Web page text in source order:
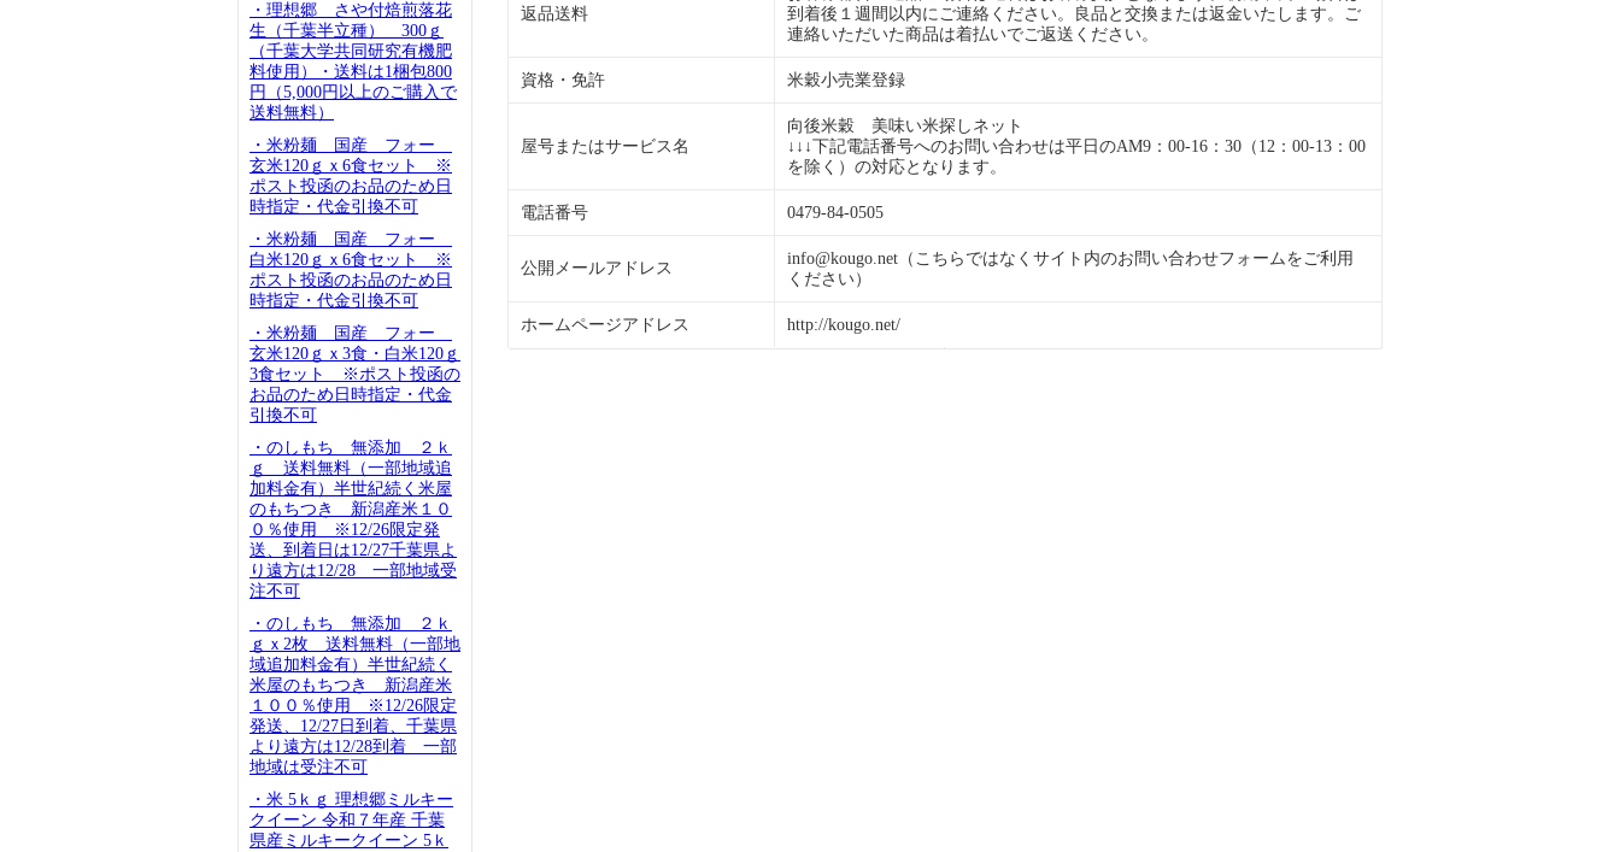
・理想郷 さや付焙煎落花
生（千葉半立種） 300ｇ
（千葉大学共同研究有機肥
料使用）・送料は1梱包800
円（5,000円以上のご購入で
送料無料）
・米粉麺 国産 フォー
玄米120ｇｘ6食セット ※
ポスト投函のお品のため日
時指定・代金引換不可
・米粉麺 国産 フォー
白米120ｇｘ6食セット ※
ポスト投函のお品のため日
時指定・代金引換不可
・米粉麺 国産 フォー
玄米120ｇｘ3食・白米120ｇ
3食セット ※ポスト投函の
お品のため日時指定・代金
引換不可
・のしもち 無添加 ２ｋ
ｇ 送料無料（一部地域追
加料金有）半世紀続く米屋
のもちつき 新潟産米１０
０％使用 ※12/26限定発
送、到着日は12/27千葉県よ
り遠方は12/28 一部地域受
注不可
・のしもち 無添加 ２ｋ
ｇｘ2枚 送料無料（一部地
域追加料金有）半世紀続く
米屋のもちつき 新潟産米
１００％使用 ※12/26限定
発送、12/27日到着、千葉県
より遠方は12/28到着 一部
地域は受注不可
・米 5ｋｇ 理想郷ミルキー
クイーン 令和７年産 千葉
県産ミルキークイーン 5ｋ
返品送料
到着後１週間以内にご連絡ください。良品と交換または返金いたします。ご
連絡いただいた商品は着払いでご返送ください。
資格・免許 米穀小売業登録
屋号またはサービス名
向後米穀 美味い米探しネット
↓↓↓下記電話番号へのお問い合わせは平日のAM9：00-16：30（12：00-13：00
を除く）の対応となります。
電話番号 0479-84-0505
公開メールアドレス
info@kougo.net（こちらではなくサイト内のお問い合わせフォームをご利用
ください）
ホームページアドレス http://kougo.net/